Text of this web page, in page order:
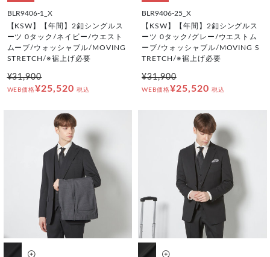
BLR9406-1_X
【KSW】【年間】2釦シングルス
ーツ 0タック/ネイビー/ウエスト
ムーブ/ウォッシャブル/MOVING
STRETCH/※裾上げ必要
¥31,900
WEB価格¥25,520 税込
BLR9406-25_X
【KSW】【年間】2釦シングルス
ーツ 0タック/グレー/ウエストム
ーブ/ウォッシャブル/MOVING S
TRETCH/※裾上げ必要
¥31,900
WEB価格¥25,520 税込